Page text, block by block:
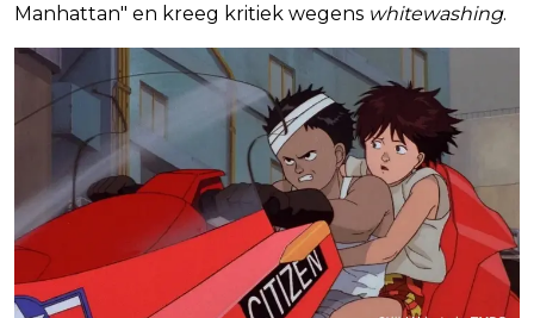
Manhattan" en kreeg kritiek wegens whitewashing.